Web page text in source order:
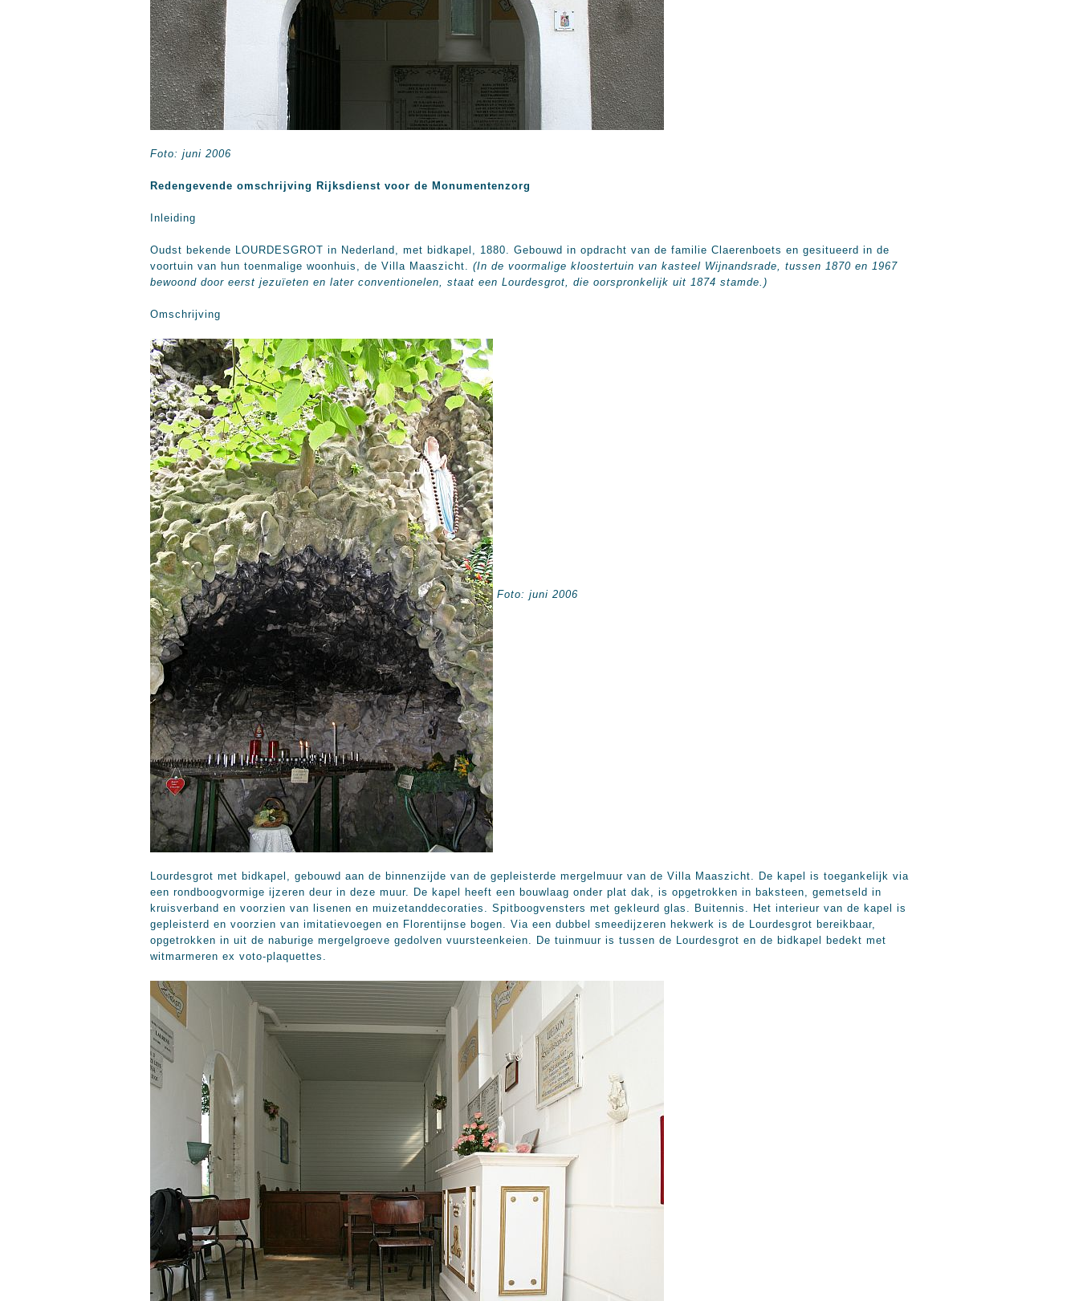
Foto: juni 2006
Redengevende omschrijving Rijksdienst voor de Monumentenzorg
Inleiding
Oudst bekende LOURDESGROT in Nederland, met bidkapel, 1880. Gebouwd in opdracht van de familie Claerenboets en gesitueerd in de
voortuin van hun toenmalige woonhuis, de Villa Maaszicht. (In de voormalige kloostertuin van kasteel Wijnandsrade, tussen 1870 en 1967
bewoond door eerst jezuïeten en later conventionelen, staat een Lourdesgrot, die oorspronkelijk uit 1874 stamde.)
Omschrijving
Foto: juni 2006
Lourdesgrot met bidkapel, gebouwd aan de binnenzijde van de gepleisterde mergelmuur van de Villa Maaszicht. De kapel is toegankelijk via
een rondboogvormige ijzeren deur in deze muur. De kapel heeft een bouwlaag onder plat dak, is opgetrokken in baksteen, gemetseld in
kruisverband en voorzien van lisenen en muizetanddecoraties. Spitboogvensters met gekleurd glas. Buitennis. Het interieur van de kapel is
gepleisterd en voorzien van imitatievoegen en Florentijnse bogen. Via een dubbel smeedijzeren hekwerk is de Lourdesgrot bereikbaar,
opgetrokken in uit de naburige mergelgroeve gedolven vuursteenkeien. De tuinmuur is tussen de Lourdesgrot en de bidkapel bedekt met
witmarmeren ex voto-plaquettes.